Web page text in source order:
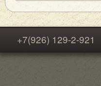
+7(926) 129-2-921